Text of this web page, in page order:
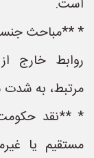
است.
* **مباحث
روابط خارج
مرتبط، به
* **نقد
مستقیم یا